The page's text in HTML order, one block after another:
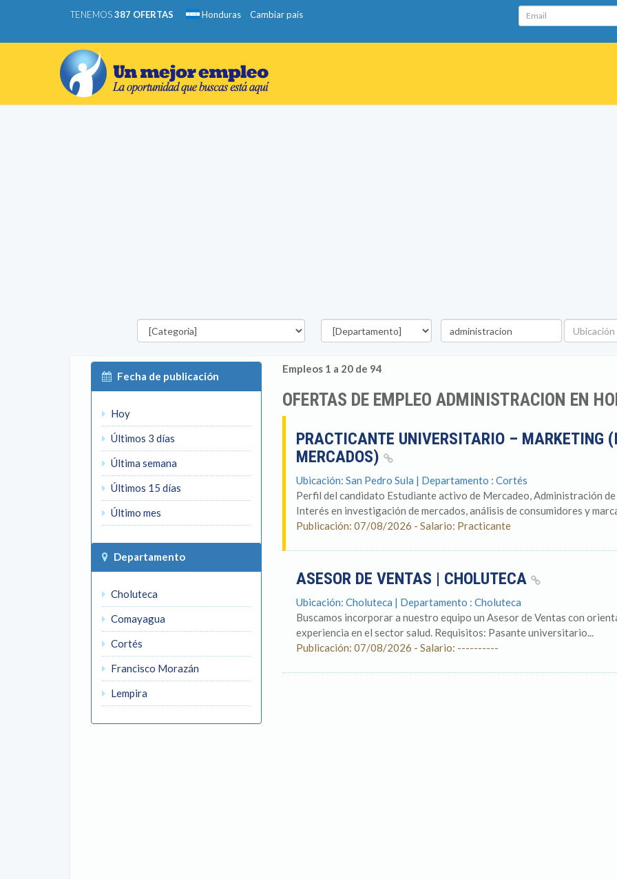
TENEMOS387 OFERTAS Honduras Cambiar país Email
Categorías Departamento
Palabra
clave
Ubicación
Fecha de publicación
Hoy
Últimos 3 días
Última semana
Últimos 15 días
Último mes
Departamento
Choluteca
Comayagua
Cortés
Francisco Morazán
Lempira
Empleos 1 a 20 de 94
OFERTAS DE EMPLEO ADMINISTRACION EN
PRACTICANTE UNIVERSITARIO – MARKETING
MERCADOS)
Ubicación: San Pedro Sula | Departamento : Cortés
Perfil del candidato Estudiante activo de Mercadeo, Administración
Interés en investigación de mercados, análisis de consumidores y
Publicación: 07/08/2026 - Salario: Practicante
ASESOR DE VENTAS | CHOLUTECA
Ubicación: Choluteca | Departamento : Choluteca
Buscamos incorporar a nuestro equipo un Asesor de Ventas con
experiencia en el sector salud. Requisitos: Pasante universitario...
Publicación: 07/08/2026 - Salario: ----------